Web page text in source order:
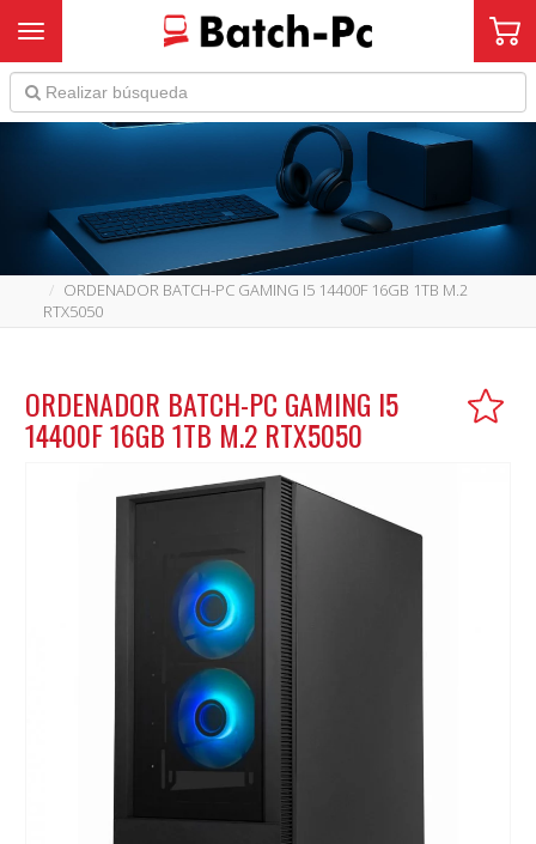
Toggle navigation
ORDENADOR BATCH-PC GAMING I5 14400F 16GB 1TB M.2
RTX5050
ORDENADOR BATCH-PC GAMING I5
14400F 16GB 1TB M.2 RTX5050